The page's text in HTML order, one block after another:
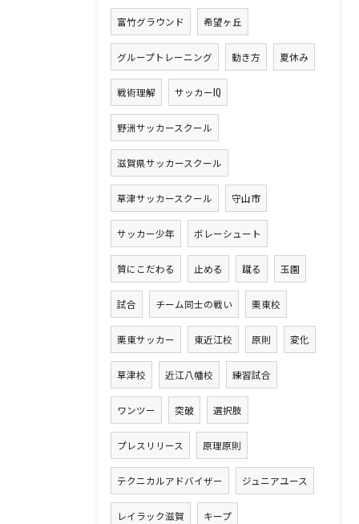
富竹グラウンド 希望ヶ丘
グループトレーニング 動き方 夏休み
戦術理解 サッカーIQ
野洲サッカースクール
滋賀県サッカースクール
草津サッカースクール 守山市
サッカー少年 ボレーシュート
質にこだわる 止める 蹴る 玉園
試合 チーム同士の戦い 栗東校
栗東サッカー 東近江校 原則 変化
草津校 近江八幡校 練習試合
ワンツー 突破 選択肢
プレスリリース 原理原則
テクニカルアドバイザー ジュニアユース
レイラック滋賀 キープ